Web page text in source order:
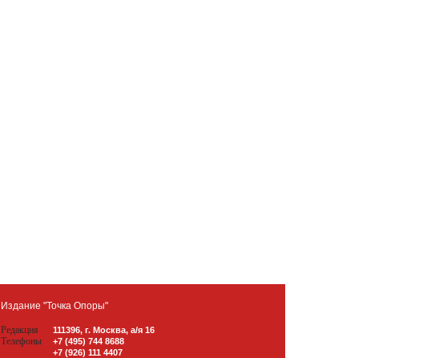
Издание "Точка Опоры"
Редакция 111396, г. Москва, а/я 16
Телефоны
+7 (495) 744 8688
+7 (926) 111 4407